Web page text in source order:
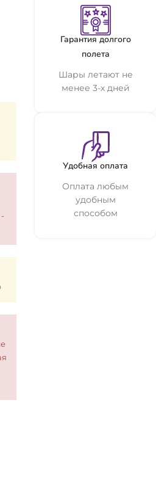
Гарантия долгого
полета
Шары летают не
менее 3-х дней
Удобная оплата
Оплата любым
удобным
способом